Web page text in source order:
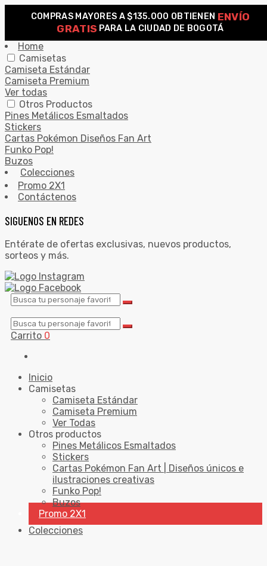
COMPRAS MAYORES A $135.000 OBTIENEN ENVÍO
GRATIS PARA LA CIUDAD DE BOGOTÁ
SEARCH
Home
Camisetas
Camiseta Estándar
Camiseta Premium
Ver todas
Otros Productos
Pines Metálicos Esmaltados
Stickers
Cartas Pokémon Diseños Fan Art
Funko Pop!
Buzos
Colecciones
Promo 2X1
Contáctenos
SIGUENOS EN REDES
Entérate de ofertas exclusivas, nuevos productos,
sorteos y más.
Carrito 0
Inicio
Camisetas
Camiseta Estándar
Camiseta Premium
Ver Todas
Otros productos
Pines Metálicos Esmaltados
Stickers
Cartas Pokémon Fan Art | Diseños únicos e
ilustraciones creativas
Funko Pop!
Buzos
Promo 2X1
Colecciones